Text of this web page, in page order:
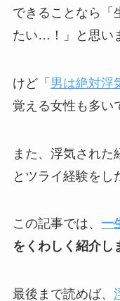
できることなら「
たい…！」と思い
けど「 男は絶対浮
覚える女性も多い
また、浮気された
とツライ経験をし
この記事では、 一
をくわしく紹介し
最後まで読めば、